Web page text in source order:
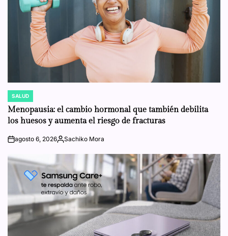
POSTED
IN
SALUD
Menopausia: el cambio hormonal que también debilita
los huesos y aumenta el riesgo de fracturas
onagosto 6, 2026Posted
Sachiko Mora